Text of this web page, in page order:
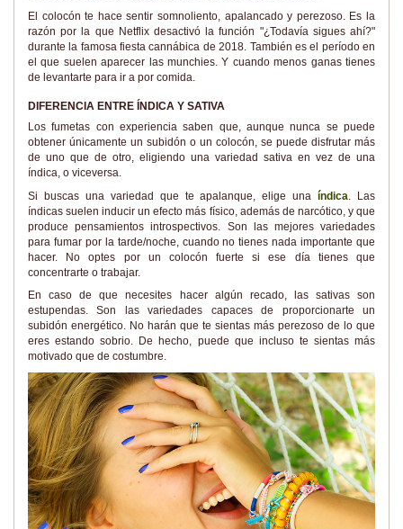
El colocón te hace sentir somnoliento, apalancado y perezoso. Es la
razón por la que Netflix desactivó la función "¿Todavía sigues ahí?"
durante la famosa fiesta cannábica de 2018. También es el período en
el que suelen aparecer las munchies. Y cuando menos ganas tienes
de levantarte para ir a por comida.
DIFERENCIA ENTRE ÍNDICA Y SATIVA
Los fumetas con experiencia saben que, aunque nunca se puede
obtener únicamente un subidón o un colocón, se puede disfrutar más
de uno que de otro, eligiendo una variedad sativa en vez de una
índica, o viceversa.
Si buscas una variedad que te apalanque, elige unaíndica . Las
índicas suelen inducir un efecto más físico, además de narcótico, y que
produce pensamientos introspectivos. Son las mejores variedades
para fumar por la tarde/noche, cuando no tienes nada importante que
hacer. No optes por un colocón fuerte si ese día tienes que
concentrarte o trabajar.
En caso de que necesites hacer algún recado, las sativas son
estupendas. Son las variedades capaces de proporcionarte un
subidón energético. No harán que te sientas más perezoso de lo que
eres estando sobrio. De hecho, puede que incluso te sientas más
motivado que de costumbre.